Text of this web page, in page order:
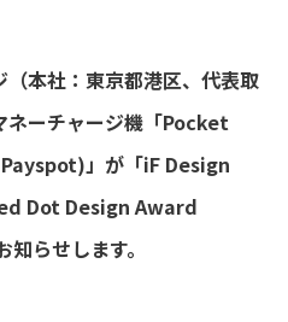
本社：東京都港区、代表取
ネーチャージ機「Pocket
」が「iF Design
Dot Design Award
らせします。